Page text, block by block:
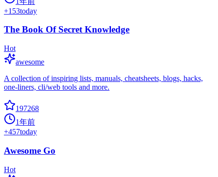
+153today
The Book Of Secret Knowledge
Hot
awesome
A collection of inspiring lists, manuals, cheatsheets, blogs, hacks,
one-liners, cli/web tools and more.
197268
1年前
+457today
Awesome Go
Hot